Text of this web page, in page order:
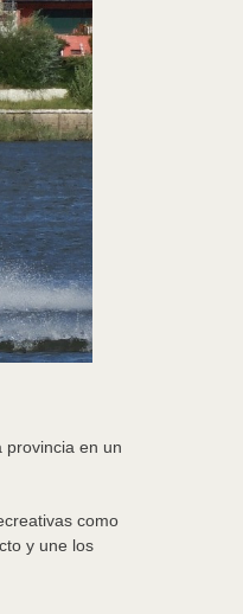
provincia en un
como
y une los